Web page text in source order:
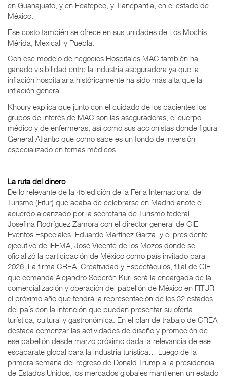
en Guanajuato; y en Ecatepec, y Tlanepantla, en el estado de
México.
Ese costo también se ofrece en sus unidades de Los Mochis,
Mérida, Mexicali y Puebla.
Con ese modelo de negocios Hospitales MAC también ha
ganado visibilidad entre la industria aseguradora ya que la
inflación hospitalaria históricamente ha sido más alta que la
inflación general.
Khoury explica que junto con el cuidado de los pacientes los
grupos de interés de MAC son las aseguradoras, el cuerpo
médico y de enfermeras, así como sus accionistas donde figura
General Atlantic que como sabe es un fondo de inversión
especializado en temas médicos.
La ruta del dinero
De lo relevante de la 45 edición de la Feria Internacional de
Turismo (Fitur) que acaba de celebrarse en Madrid anote el
acuerdo alcanzado por la secretaria de Turismo federal,
Josefina Rodríguez Zamora con el director general de CIE
Eventos Especiales, Eduardo Martínez Garza; y el presidente
ejecutivo de IFEMA, José Vicente de los Mozos donde se
oficializó la participación de México como país invitado para
2026. La firma CREA, Creatividad y Espectáculos, filial de CIE
que comanda Alejandro Soberón Kuri será la encargada de la
comercialización y operación del pabellón de México en FITUR
el próximo año que tendrá la representación de los 32 estados
del país con la intención que puedan presentar su oferta
turística, cultural y gastronómica. En el plan de trabajo de CREA
destaca comenzar las actividades de diseño y promoción de
ese pabellón desde marzo próximo dada la relevancia de ese
escaparate global para la industria turística… Luego de la
primera semana del regreso de Donald Trump a la presidencia
de Estados Unidos, los mercados globales mantienen un estado